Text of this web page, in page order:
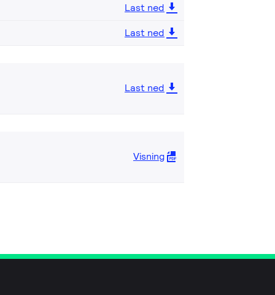
Last ned
Last ned
Last ned
Visning